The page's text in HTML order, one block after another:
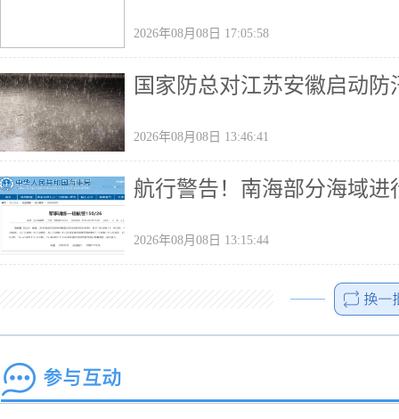
2026年08月08日 17:05:58
国家防总对江苏安徽启动
2026年08月08日 13:46:41
航行警告！南海部分海域进
2026年08月08日 13:15:44